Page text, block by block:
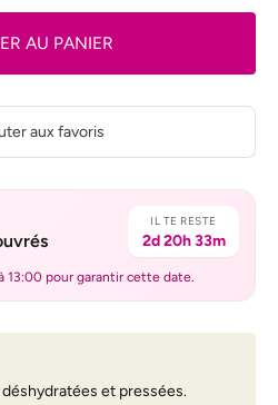
AU PANIER
aux favoris
IL TE RESTE
2d 20h 33m
13:00 pour garantir cette date.
et pressées.